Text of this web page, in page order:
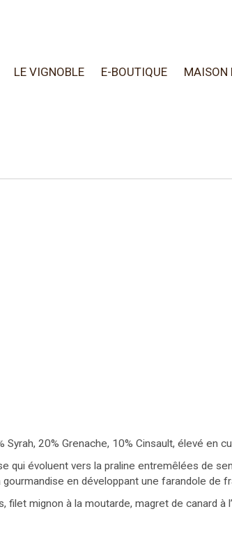
LE VIGNOBLE E-BOUTIQUE MAISON
20% Grenache, 10% Cinsault, élevé en
qui évoluent vers la praline entremêlées de
en développant une farandole de
filet mignon à la moutarde, magret de canard